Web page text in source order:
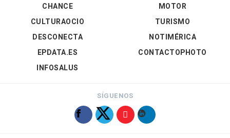
CHANCE
CULTURAOCIO
DESCONECTA
EPDATA.ES
INFOSALUS
MOTOR
TURISMO
NOTIMÉRICA
CONTACTOPHOTO
SÍGUENOS